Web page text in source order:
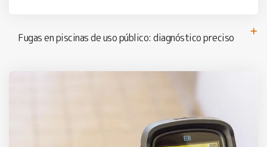
Fugas en piscinas de uso público: diagnóstico preciso